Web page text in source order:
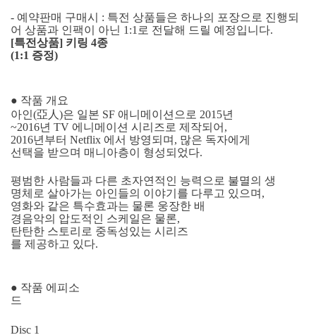
- 예약판매 구매시 : 특전 상품들은 하나의 포장으로 진행되
어 상품과 인팩이 아닌 1:1로 전달해 드릴 예정입니다.
[특전상품] 키링 4종
(1:1 증정)
● 작품 개요
아인(亞人)은 일본 SF 애니메이션으로 2015년
~2016년 TV 에니메이션 시리즈로 제작되어,
2016년부터 Netflix 에서 방영되며, 많은 독자에게
선택을 받으며 매니아층이 형성되었다.
평범한 사람들과 다른 초자연적인 능력으로 불멸의 생
명체로 살아가는 아인들의 이야기를 다루고 있으며,
영화와 같은 특수효과는 물론 웅장한 배
경음악의 압도적인 스케일은 물론,
탄탄한 스토리로 중독성있는 시리즈
를 제공하고 있다.
● 작품 에피소
드
Disc 1